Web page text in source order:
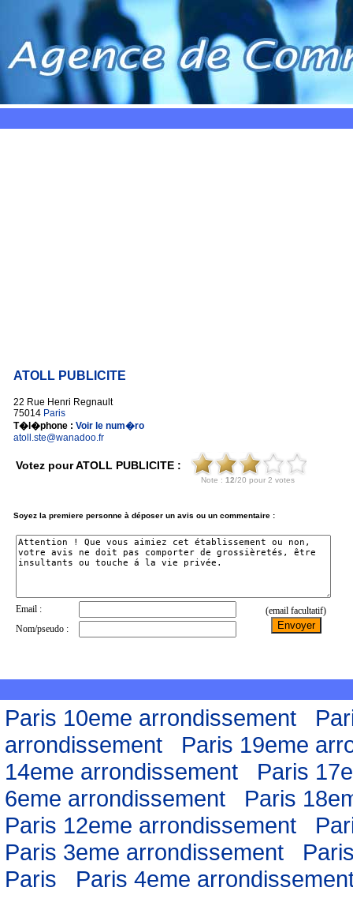
ATOLL PUBLICITE
22 Rue Henri Regnault
75014 Paris
T�l�phone : Voir le num�ro
atoll.ste@wanadoo.fr
Votez pour ATOLL PUBLICITE :
Soyez la premiere personne à déposer un avis ou un commentaire :
Paris 10eme arrondissement
arrondissement
Paris 19eme
14eme arrondissement
Paris
6eme arrondissement
Paris
Paris 12eme arrondissement
Paris 3eme arrondissement
Paris
Paris 4eme